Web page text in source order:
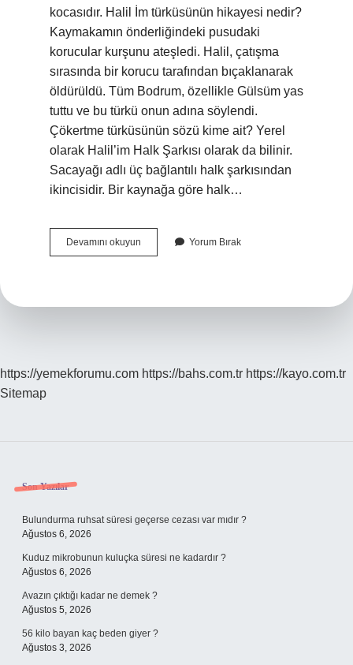
kocasıdır. Halil İm türküsünün hikayesi nedir?
Kaymakamın önderliğindeki pusudaki
korucular kurşunu ateşledi. Halil, çatışma
sırasında bir korucu tarafından bıçaklanarak
öldürüldü. Tüm Bodrum, özellikle Gülsüm yas
tuttu ve bu türkü onun adına söylendi.
Çökertme türküsünün sözü kime ait? Yerel
olarak Halil’im Halk Şarkısı olarak da bilinir.
Sacayağı adlı üç bağlantılı halk şarkısından
ikincisidir. Bir kaynağa göre halk…
Devamını okuyun
Olmayalım
Yorum Bırak
https://yemekforumu.com https://bahs.com.tr https://kayo.com.tr
Sitemap
Sidebar
Son Yazılar
Bulundurma ruhsat süresi geçerse cezası var mıdır ?
Ağustos 6, 2026
Kuduz mikrobunun kuluçka süresi ne kadardır ?
Ağustos 6, 2026
Avazın çıktığı kadar ne demek ?
Ağustos 5, 2026
56 kilo bayan kaç beden giyer ?
Ağustos 3, 2026